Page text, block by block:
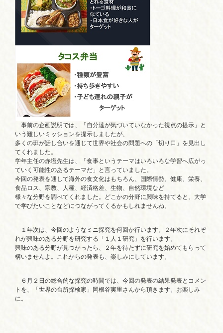
事前の企画説明では、「自分達が気づいていなかった視点の提示」と
いう難しいミッションを提示しましたが、
多くの班が話し合いを通じて世界や社会の問題への「切り口」を見出し
てくれました。
学年主任の赤塩先生は、「食事というテーマはいろいろな学習へ広がっ
ていく可能性のあるテーマだ」と言っていました。
今回の発表を通して海外の食文化はもちろん、国際情勢、健康、栄養、
食品ロス、宗教、人種、経済格差、生物、自然環境など
様々な分野を調べてくれました。どこかの分野に興味を持てると、大学
で学びたいことなどにつながってくるかもしれませんね。
１年次は、今回のようなミニ探究を何回か行います。２年次にそれぞ
れが興味のある分野を研究する「１人１研究」を行います。
興味のある分野が見つかったら、２年を待たずに研究を始めてもらって
構いませんよ。これからの発表も、楽しみにしています。
６月２日の総合的な探究の時間では、今回の発表の結果発表とコメン
トを、「世界の台所探検家」岡根谷実里さんから頂きます。お楽しみ
に。